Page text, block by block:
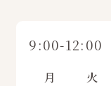
9:00-12:00
月 火